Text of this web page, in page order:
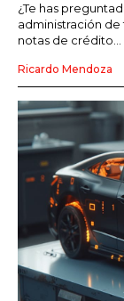
¿Te has
administración de
notas de crédito...
Ricardo Mendoza